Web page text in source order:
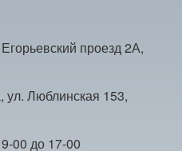
проезд 2А,
Люблинская 153,
00 до 17-00